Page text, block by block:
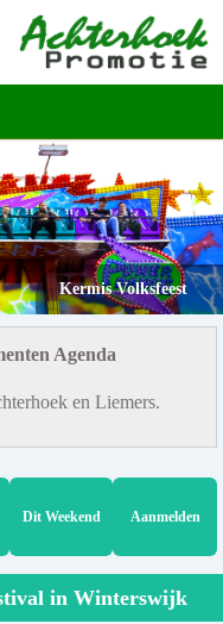
Kermis Volksfeest
Agenda
en Liemers.
Dit Weekend Aanmelden
in Winterswijk